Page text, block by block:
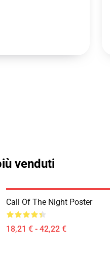
venduti
Call Of The Night Poster
18,21 € - 42,22 €